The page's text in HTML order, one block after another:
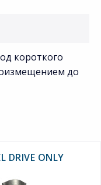
короткого
до
DRIVE ONLY